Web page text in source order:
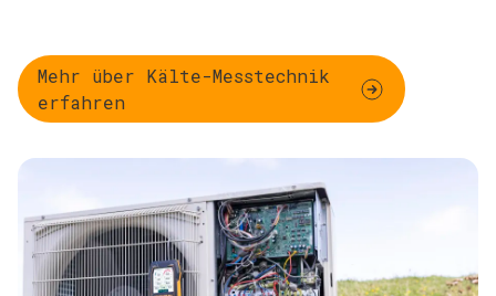
Mehr über Kälte-Messtechnik
erfahren